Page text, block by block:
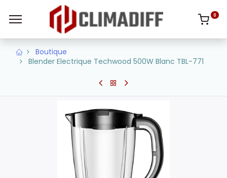
0
Boutique
Blender Electrique Techwood 500W Blanc TBL-771